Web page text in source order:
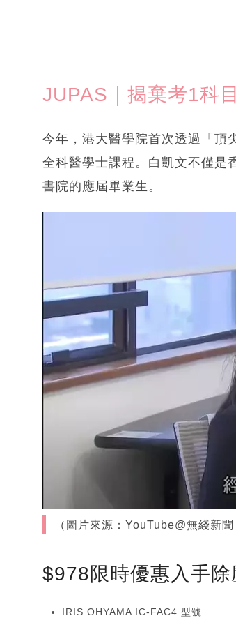
JUPAS｜揭棄考1科
今年，港大醫學院首次透過「頂
全科醫學士課程。白凱文不僅是
書院的應屆畢業生。
（圖片來源：YouTube@無綫新
$978限時優惠入手除
IRIS OHYAMA IC-FAC4 型號